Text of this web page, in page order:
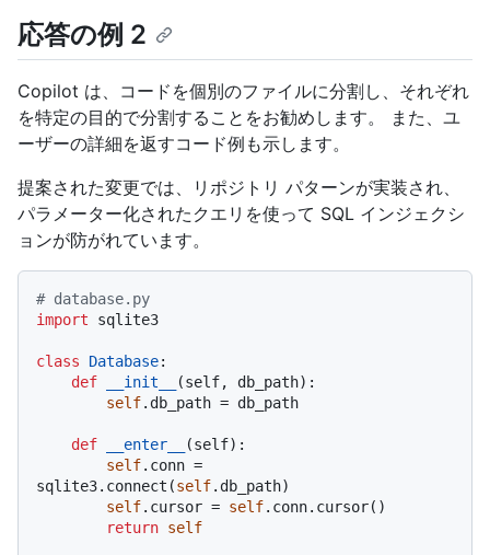
応答の例 2
Copilot は、コードを個別のファイルに分割し、それぞれ
を特定の目的で分割することをお勧めします。 また、ユ
ーザーの詳細を返すコード例も示します。
提案された変更では、リポジトリ パターンが実装され、
パラメーター化されたクエリを使って SQL インジェクシ
ョンが防がれています。
# database.py
import sqlite3
class Database:
def
__init__ (self, db_path):
self.db_path = db_path
def __enter__ (self):
self.conn =
sqlite3.connect(self.db_path)
self.cursor = self.conn.cursor()
return self